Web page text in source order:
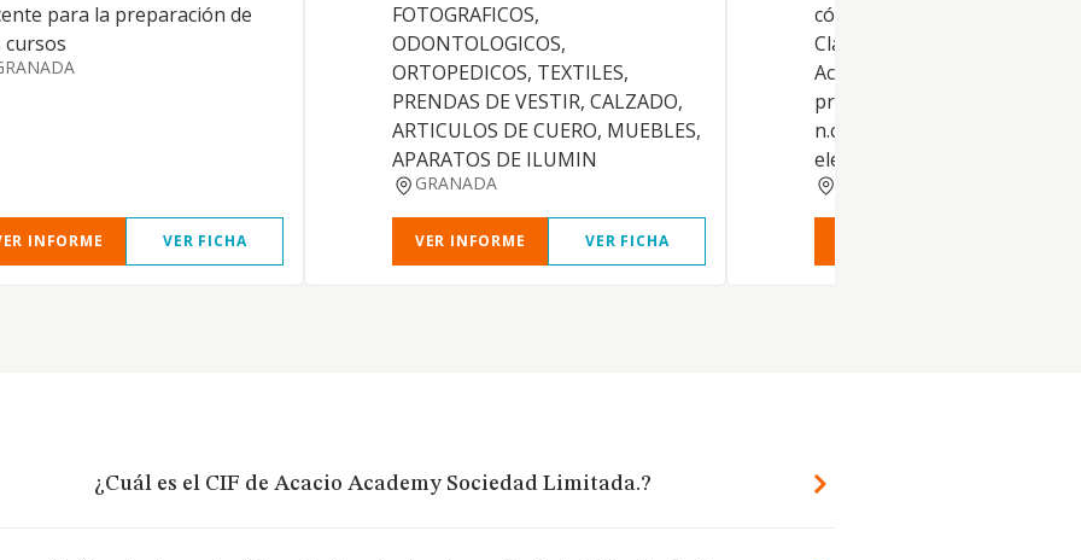
para la preparación de
cursos
INFORME VER FICHA
FOTOGRAFICOS,
ODONTOLOGICOS,
ORTOPEDICOS, TEXTILES,
PRENDAS DE VESTIR, CALZADO,
ARTICULOS DE CUERO, MUEBLES,
APARATOS DE ILUMIN
GRANADA
VER INFORME VER FICHA
códigos y descripciones de la
Clasificación Nacional de
Actividades Económicas:
principal: 85.59 / Otra
n.c.o.p. Si alguna de las
elegidas..
¿Cuál es el CIF de Acacio Academy Sociedad Limitada.?